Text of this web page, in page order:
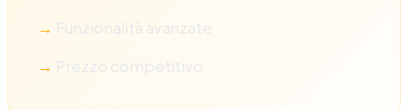
Funzionalità avanzate
Prezzo competitivo